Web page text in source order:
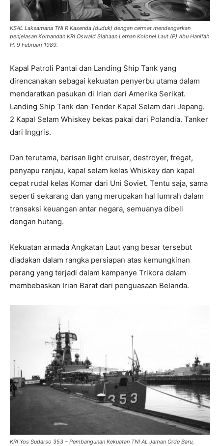
KSAL Laksamana TNI R Kasenda (duduk) dengan cermat mendengarkan
penjelasan Komandan KRI Oswald Siahaan Letnan Kolonel Laut (P) Abu Hanifah
H, 9 Februari 1989.
Kapal Patroli Pantai dan Landing Ship Tank yang
direncanakan sebagai kekuatan penyerbu utama dalam
mendaratkan pasukan di Irian dari Amerika Serikat.
Landing Ship Tank dan Tender Kapal Selam dari Jepang.
2 Kapal Selam Whiskey bekas pakai dari Polandia. Tanker
dari Inggris.
Dan terutama, barisan light cruiser, destroyer, fregat,
penyapu ranjau, kapal selam kelas Whiskey dan kapal
cepat rudal kelas Komar dari Uni Soviet. Tentu saja, sama
seperti sekarang dan yang merupakan hal lumrah dalam
transaksi keuangan antar negara, semuanya dibeli
dengan hutang.
Kekuatan armada Angkatan Laut yang besar tersebut
diadakan dalam rangka persiapan atas kemungkinan
perang yang terjadi dalam kampanye Trikora dalam
membebaskan Irian Barat dari penguasaan Belanda.
KRI Yos Sudarso 353 – Pembangunan Kekuatan TNI AL Jaman Orde Baru,